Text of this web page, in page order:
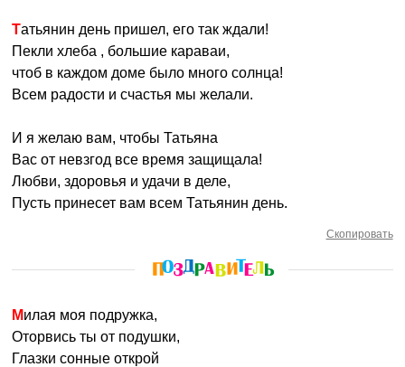
Татьянин день пришел, его так ждали!
Пекли хлеба , большие караваи,
чтоб в каждом доме было много солнца!
Всем радости и счастья мы желали.
И я желаю вам, чтобы Татьяна
Вас от невзгод все время защищала!
Любви, здоровья и удачи в деле,
Пусть принесет вам всем Татьянин день.
Скопировать
Милая моя подружка,
Оторвись ты от подушки,
Глазки сонные открой